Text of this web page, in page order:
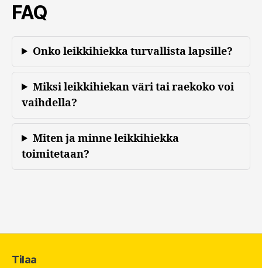
FAQ
Onko leikkihiekka turvallista lapsille?
Miksi leikkihiekan väri tai raekoko voi
vaihdella?
Miten ja minne leikkihiekka
toimitetaan?
Tilaa